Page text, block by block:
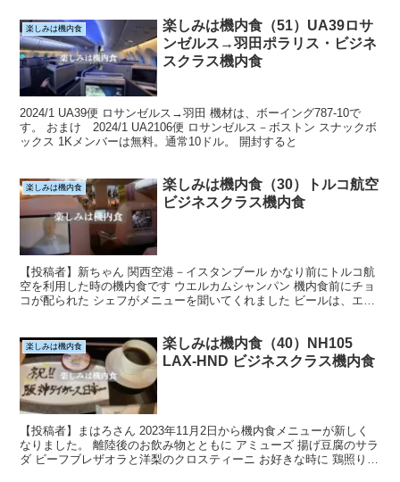
楽しみは機内食
楽しみは機内食（51）UA39ロサ
ンゼルス→羽田ポラリス・ビジネ
スクラス機内食
2024/1 UA39便 ロサンゼルス→羽田 機材は、ボーイング787-10で
す。 おまけ 2024/1 UA2106便 ロサンゼルス－ボストン スナックボ
ックス 1Kメンバーは無料。通常10ドル。 開封すると
楽しみは機内食
楽しみは機内食（30）トルコ航空
ビジネスクラス機内食
【投稿者】新ちゃん 関西空港－イスタンブール かなり前にトルコ航
空を利用した時の機内食です ウエルカムシャンパン 機内食前にチョ
コが配られた シェフがメニューを聞いてくれました ビールは、エフ
楽しみは機内食
楽しみは機内食（40）NH105
LAX-HND ビジネスクラス機内食
【投稿者】まはろさん 2023年11月2日から機内食メニューが新しく
なりました。 離陸後のお飲み物とともに アミューズ 揚げ豆腐のサラ
ダ ビーフブレザオラと洋梨のクロスティーニ お好きな時に 鶏照り焼